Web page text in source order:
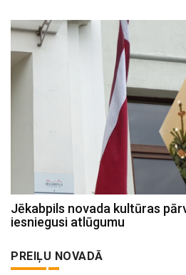
Jēkabpils novada kultūras
iesniegusi atlūgumu
PREIĻU NOVADĀ